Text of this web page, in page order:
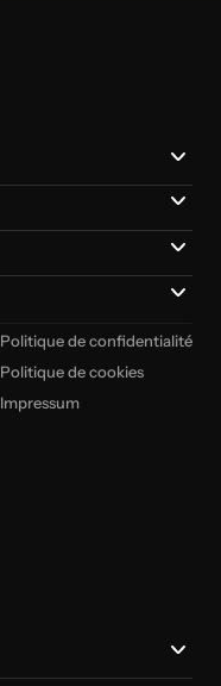
Politique de confidentialité
Politique de cookies
Impressum